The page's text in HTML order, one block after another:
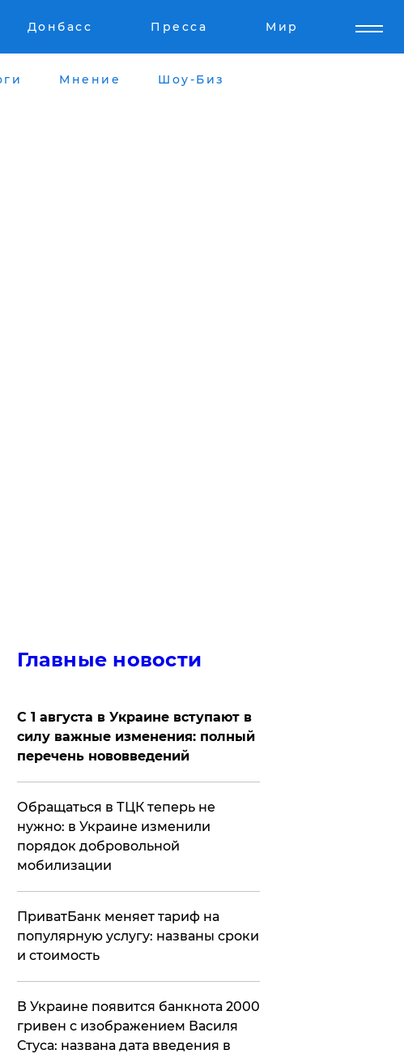
Донбасс Пресса Мир
Мнение Шоу-Биз
Главные новости
С 1 августа в Украине вступают в
силу важные изменения: полный
перечень нововведений
Обращаться в ТЦК теперь не
нужно: в Украине изменили
порядок добровольной
мобилизации
ПриватБанк меняет тариф на
популярную услугу: названы сроки
и стоимость
В Украине появится банкнота 2000
гривен с изображением Василя
Стуса: названа дата введения в